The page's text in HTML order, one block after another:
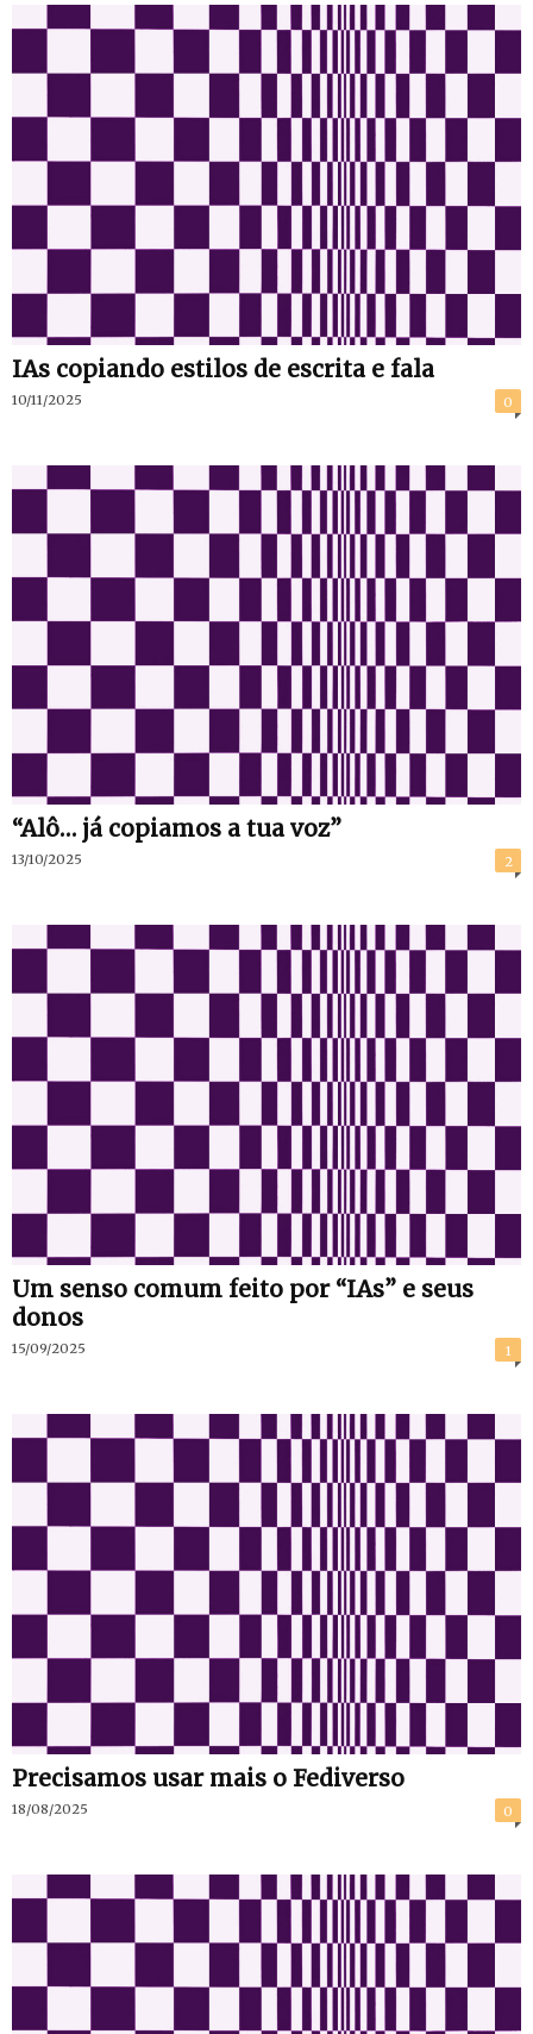
IAs copiando estilos de escrita e fala
10/11/2025 0
“Alô… já copiamos a tua voz”
13/10/2025 2
Um senso comum feito por “IAs” e seus
donos
15/09/2025 1
Precisamos usar mais o Fediverso
18/08/2025 0